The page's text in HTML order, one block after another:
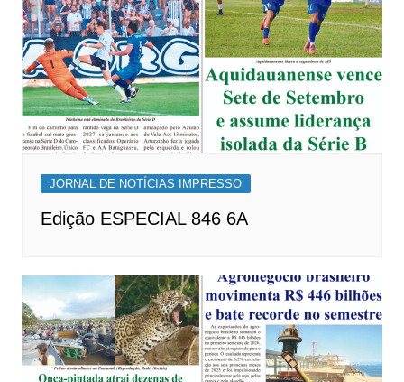
JORNAL DE NOTÍCIAS IMPRESSO
Edição ESPECIAL 846 6A